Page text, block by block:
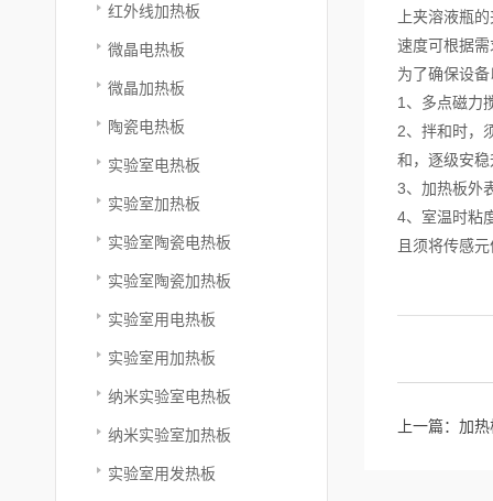
红外线加热板
微晶电热板
微晶加热板
陶瓷电热板
实验室电热板
实验室加热板
实验室陶瓷电热板
实验室陶瓷加热板
实验室用电热板
实验室用加热板
纳米实验室电热板
纳米实验室加热板
实验室用发热板
上夹溶液瓶
速度可根据
为了确保设
1、多点磁力
2、拌和时，
和，逐级安
3、加热板外
4、室温时粘
且须将传感
上一篇： 加热